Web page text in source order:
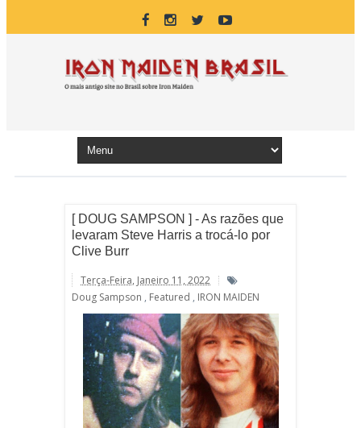
[ DOUG SAMPSON ] - As razões que
levaram Steve Harris a trocá-lo por
Clive Burr
Terça-Feira, Janeiro 11, 2022
Doug Sampson , Featured , IRON MAIDEN